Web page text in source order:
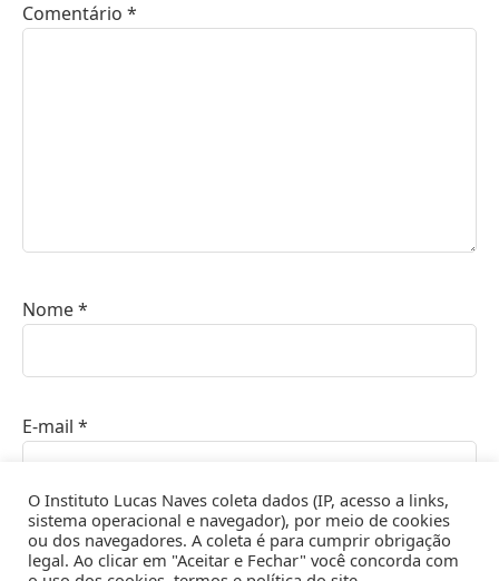
Comentário *
Nome*
E-mail *
Site
O Instituto Lucas Naves coleta dados (IP, acesso a links,
sistema operacional e navegador), por meio de cookies
ou dos navegadores. A coleta é para cumprir obrigação
legal. Ao clicar em "Aceitar e Fechar" você concorda com